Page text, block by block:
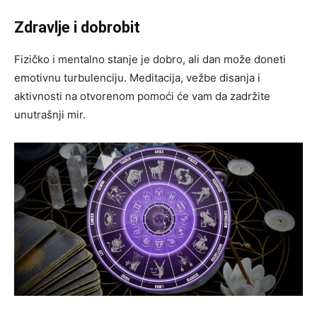
Zdravlje i dobrobit
Fizičko i mentalno stanje je dobro, ali dan može doneti
emotivnu turbulenciju. Meditacija, vežbe disanja i
aktivnosti na otvorenom pomoći će vam da zadržite
unutrašnji mir.